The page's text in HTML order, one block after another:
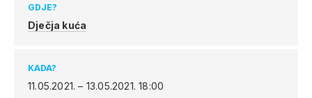
GDJE?
Dječja kuća
KADA?
11.05.2021. – 13.05.2021. 18:00